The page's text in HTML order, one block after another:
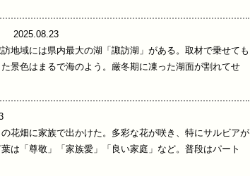
地域には県内最大の湖「諏訪湖」がある。取材で乗せても
景色はまるで海のよう。厳冬期に凍った湖面が割れてせ
花畑に家族で出かけた。多彩な花が咲き、特にサルビアが
は「尊敬」「家族愛」「良い家庭」など。普段はパート